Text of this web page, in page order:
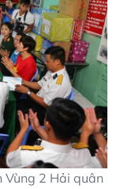
Vùng 2 Hải quân